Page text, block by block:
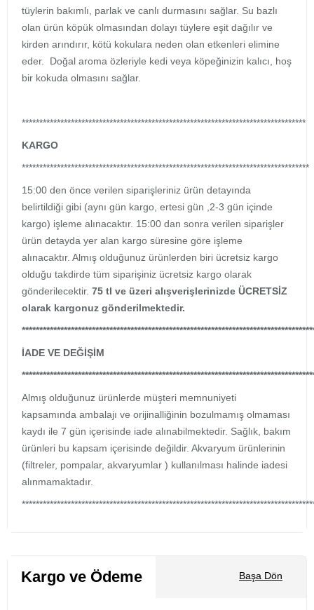
tüylerin bakımlı, parlak ve canlı durmasını sağlar. Su bazlı
olan ürün köpük olmasından dolayı tüylere eşit dağılır ve
kirden arındırır, kötü kokulara neden olan etkenleri elimine
eder. Doğal aroma özleriyle kedi veya köpeğinizin kalıcı, hoş
bir kokuda olmasını sağlar.
*********************************************************************************
KARGO
**********************************************************************************
15:00 den önce verilen siparişleriniz ürün detayında
belirtildiği gibi (aynı gün kargo, ertesi gün ,2-3 gün içinde
kargo) işleme alınacaktır. 15:00 dan sonra verilen siparişler
ürün detayda yer alan kargo süresine göre işleme
alınacaktır. Almış olduğunuz ürünlerden biri ücretsiz kargo
olduğu takdirde tüm siparişiniz ücretsiz kargo olarak
gönderilecektir. 75 tl ve üzeri alışverişlerinizde ÜCRETSİZ
olarak kargonuz gönderilmektedir.
İADE VE DEĞİŞİM
Almış olduğunuz ürünlerde müşteri memnuniyeti
kapsamında ambalajı ve orijinalliğinin bozulmamış olmaması
kaydı ile 7 gün içerisinde iade alınabilmektedir. Sağlık, bakım
ürünleri bu kapsam içerisinde değildir. Akvaryum ürünlerinin
(filtreler, pompalar, akvaryumlar ) kullanılması halinde iadesi
alınmamaktadır.
Kargo ve Ödeme Başa Dön